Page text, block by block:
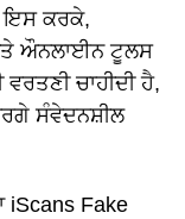
ਇਸ ਕਰਕੇ,
ਔਨਲਾਈਨ ਟੂਲਸ
ਚਾਹੀਦੀ ਹੈ,
ਸੰਵੇਦਨਸ਼ੀਲ
Fake